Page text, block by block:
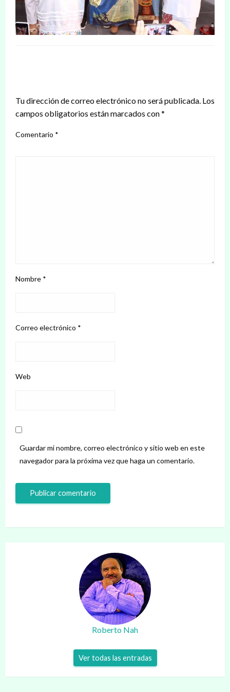
Tu dirección de correo electrónico no será publicada. Los
campos obligatorios están marcados con*
Comentario *
Nombre *
Correo electrónico *
Web
Guardar mi nombre, correo electrónico y sitio web en este
navegador para la próxima vez que haga un comentario.
Roberto Nah
Ver todas las entradas